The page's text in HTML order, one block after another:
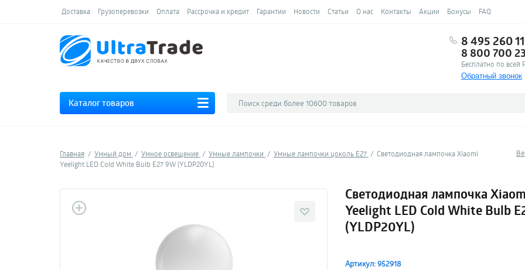
Доставка Грузоперевозки Оплата Рассрочка и кредит Гарантии Новости Статьи О нас Контакты Акции Бонусы FAQ
8 495 260
8 800 700
Бесплатно по всей
Обратный звонок
Каталог товаров
Главная Умный дом Умное освещение Умные лампочки Умные лампочки цоколь E27
Светодиодная лампочка Xiaomi
Yeelight LED Cold White Bulb E27 9W (YLDP20YL)
Светодиодная лампочка
Yeelight LED Cold White Bulb
(YLDP20YL)
Артикул: 952918